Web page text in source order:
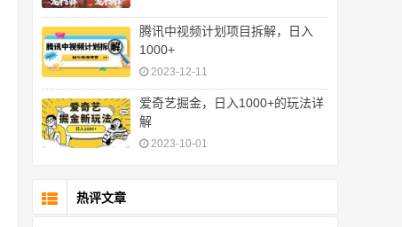
腾讯中视频计划项目拆解，日入
1000+
2023-12-11
爱奇艺掘金，日入1000+的玩法详
解
2023-10-01
热评文章